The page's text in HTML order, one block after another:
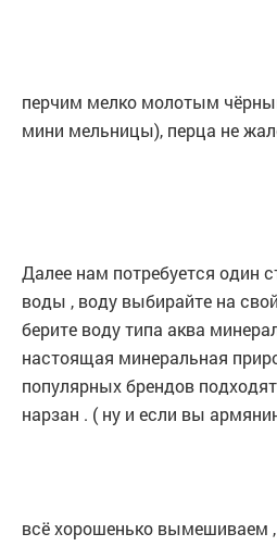
перчим мелко молотым
мини мельницы), перца не
Далее нам потребуется один
воды , воду выбирайте на
берите воду типа аква
настоящая минеральная
популярных брендов
нарзан . ( ну и если вы
всё хорошенько вымешиваем